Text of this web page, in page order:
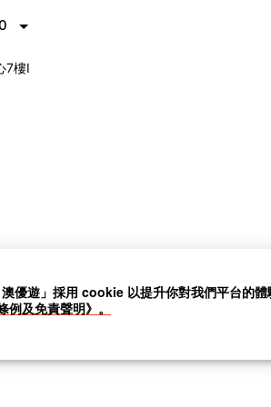
7樓I
澳優遊」採用 cookie 以提升你對我們平台的
例及免責聲明》。